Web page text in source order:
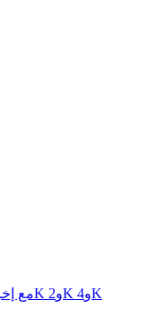
نموذج الصور الرسمي من OpenAI مع إخراج 1K و2K و4K